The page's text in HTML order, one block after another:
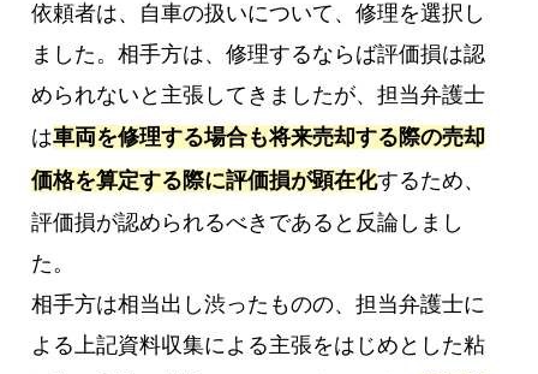
依頼者は、自車の扱いについて、修理を選択し
ました。相手方は、修理するならば評価損は認
められないと主張してきましたが、担当弁護士
は車両を修理する場合も将来売却する際の売却
価格を算定する際に評価損が顕在化するため、
評価損が認められるべきであると反論しまし
た。
相手方は相当出し渋ったものの、担当弁護士に
よる上記資料収集による主張をはじめとした粘